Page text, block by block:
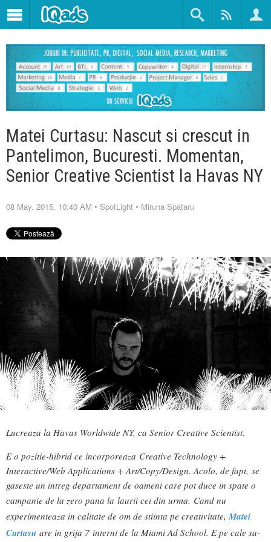
Matei Curtasu: Nascut si crescut in
Pantelimon, Bucuresti. Momentan,
Senior Creative Scientist la Havas NY
08 May. 2015, 10:40 AM • SpotLight • Miruna Spataru
Lucreaza la Havas Worldwide NY, ca Senior Creative Scientist.
E o pozitie-hibrid ce incorporeaza Creative Technology +
Interactive/Web Applications + Art/Copy/Design. Acolo, de fapt, se
gaseste un intreg departament de oameni care pot duce in spate o
campanie de la zero pana la laurii cei din urma. Cand nu
experimenteaza in calitate de om de stiinta pe creativitate,Matei
Curtasu are in grija 7 interni de la Miami Ad School. E pe cale sa-